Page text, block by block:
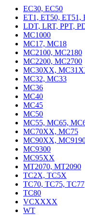
EC30, EC50
ET1, ET50, ET51,
LDT, LRT, PPT,
MC1000
MC17, MC18
MC2100, MC2180
MC2200, MC2700
MC30XX,
MC32, MC33
MC36
MC40
MC45
MC50
MC55, MC65,
MC70XX, MC75
MC90XX,
MC9300
MC95XX
MT2070, MT2090
TC2X, TC5X
TC70, TC75, TC77
TC80
VCXXXX
WT